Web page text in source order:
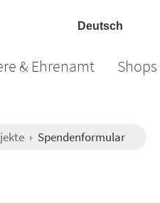
& Ehrenamt
Spendenformular